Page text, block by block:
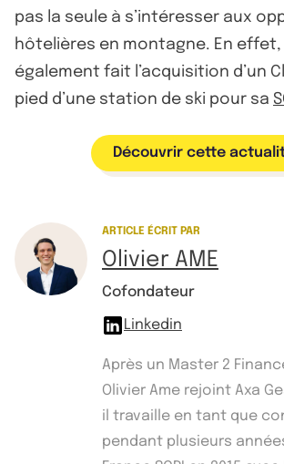
pas la seule à s’intéresser aux
hôtelières en montagne. En effet,
également fait l’acquisition d’un
pied d’une station de ski pour sa
Découvrir cette
ARTICLE ÉCRIT PAR
Olivier AME
Cofondateur
Linkedin
Après un Master 2
Olivier Ame rejoint Axa
il travaille en tant que
pendant plusieurs